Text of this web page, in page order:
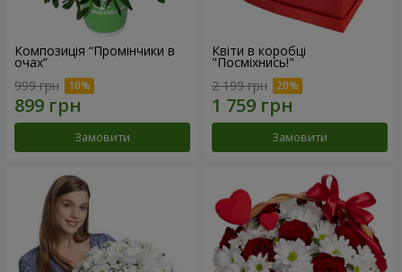
Композиція “Промінчики в
очах”
999 грн
Замовити
Квіти в коробці
"Посміхнись!"
2 199 грн
Замовити